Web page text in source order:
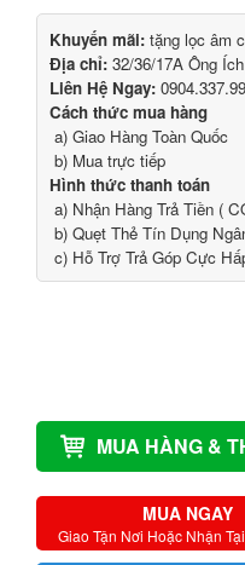
Khuyến mãi: tặng lọc âm
Địa chỉ: 32/36/17A Ông
Liên Hệ Ngay:
Cách thức mua hàng
a) Giao Hàng Toàn Quốc
b) Mua trực tiếp
Hình thức thanh toán
a) Nhận Hàng Trả Tiền (
b) Quẹt Thẻ Tín Dụng
c) Hỗ Trợ Trả Góp Cực
MUA HÀNG &
MUA NGAY
Giao Tận Nơi Hoặc Nhận